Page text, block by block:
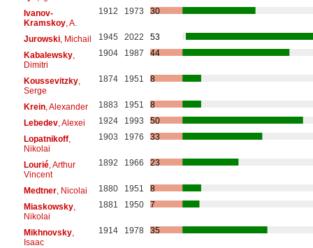
Ivanov-
Kramskoy, A.
1912 1973 30
Jurowski, Michail 1945 2022
53
Kabalewsky,
Dimitri
1904 1987 44
Koussevitzky,
Serge
1874 1951 8
Krein, Alexander 1883 1951
8
Lebedev, Alexei 1924 1993
50
Lopatnikoff,
Nikolai
1903 1976 33
Lourié, Arthur
Vincent
1892 1966 23
Medtner, Nicolai 1880 1951
8
Miaskowsky,
Nikolai
1881 1950 7
Mikhnovsky,
Isaac
1914 1978 35